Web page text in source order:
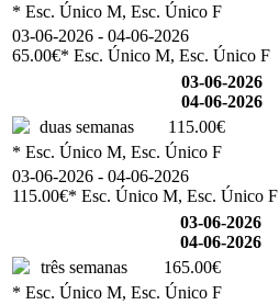
* Esc. Único M, Esc. Único F
03-06-2026 - 04-06-2026
65.00€* Esc. Único M, Esc. Único F
03-06-2026
04-06-2026
duas semanas
115.00€
* Esc. Único M, Esc. Único F
03-06-2026 - 04-06-2026
115.00€* Esc. Único M, Esc. Único F
03-06-2026
04-06-2026
três semanas
165.00€
* Esc. Único M, Esc. Único F